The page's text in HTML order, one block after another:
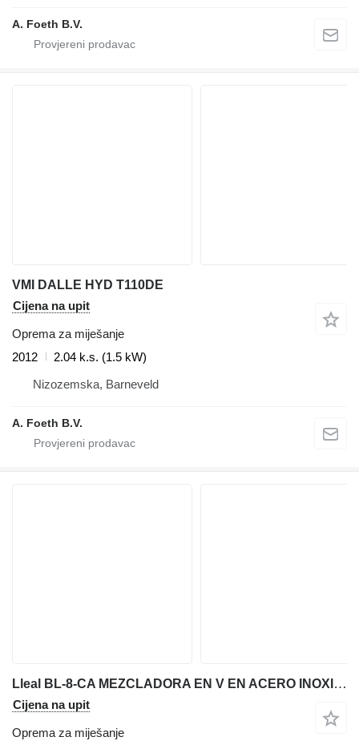
A. Foeth B.V.
VMI DALLE HYD T110DE
Cijena na upit
Oprema za miješanje
2012
2.04 k.s. (1.5 kW)
Nizozemska, Barneveld
A. Foeth B.V.
Lleal BL-8-CA MEZCLADORA EN V EN ACERO INOXIDABLE CON BARRA INTENSIF
Cijena na upit
Oprema za miješanje